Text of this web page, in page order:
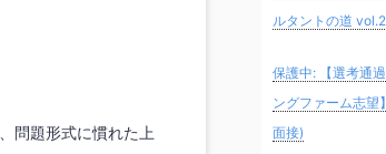
問題形式に慣れた上
ルタントの道
保護中: 【選考通
ングファーム志望
面接)